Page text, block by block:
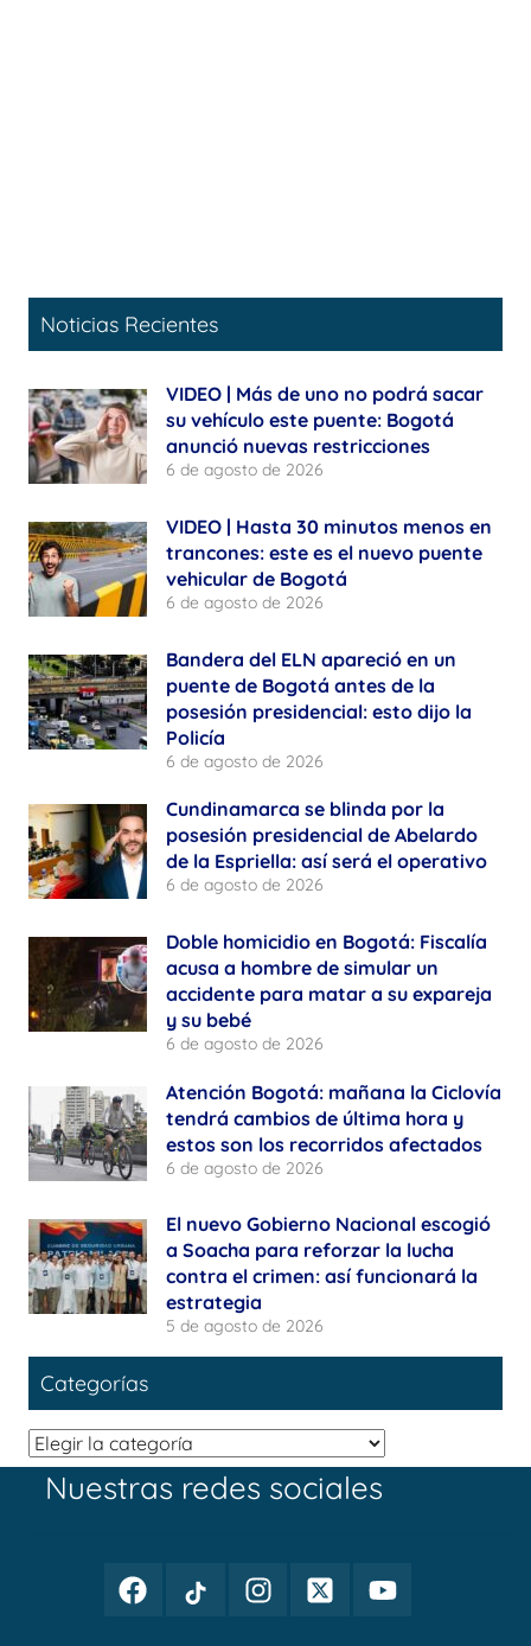
Noticias Recientes
VIDEO | Más de uno no podrá sacar
su vehículo este puente: Bogotá
anunció nuevas restricciones
6 de agosto de 2026
VIDEO | Hasta 30 minutos menos en
trancones: este es el nuevo puente
vehicular de Bogotá
6 de agosto de 2026
Bandera del ELN apareció en un
puente de Bogotá antes de la
posesión presidencial: esto dijo la
Policía
6 de agosto de 2026
Cundinamarca se blinda por la
posesión presidencial de Abelardo
de la Espriella: así será el operativo
6 de agosto de 2026
Doble homicidio en Bogotá: Fiscalía
acusa a hombre de simular un
accidente para matar a su expareja
y su bebé
6 de agosto de 2026
Atención Bogotá: mañana la Ciclovía
tendrá cambios de última hora y
estos son los recorridos afectados
6 de agosto de 2026
El nuevo Gobierno Nacional escogió
a Soacha para reforzar la lucha
contra el crimen: así funcionará la
estrategia
5 de agosto de 2026
Categorías
Categorías
Nuestras redes sociales
Facebook
Periodismo
TikTok
Periodismo
InstagramTwitterYoutube